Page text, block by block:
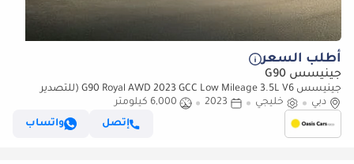
أطلب السعر
جينيسس G90
جينيسس G90 Royal AWD 2023 GCC Low Mileage 3.5L V6 (للتصدير
فقط)
دبي خليجي 2023
6,000 كيلومتر
إتصل
واتساب